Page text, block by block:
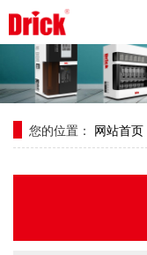
您的位置： 网站首页